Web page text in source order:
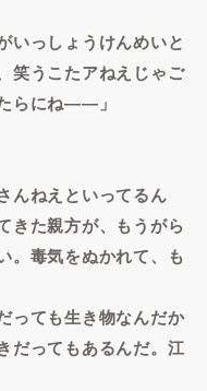
いっしょうけんめいと
笑うこたアねえじゃご
らにね――」
んねえといってるん
きた親方が、もうがら
。毒気をぬかれて、も
っても生き物なんだか
だってもあるんだ。江